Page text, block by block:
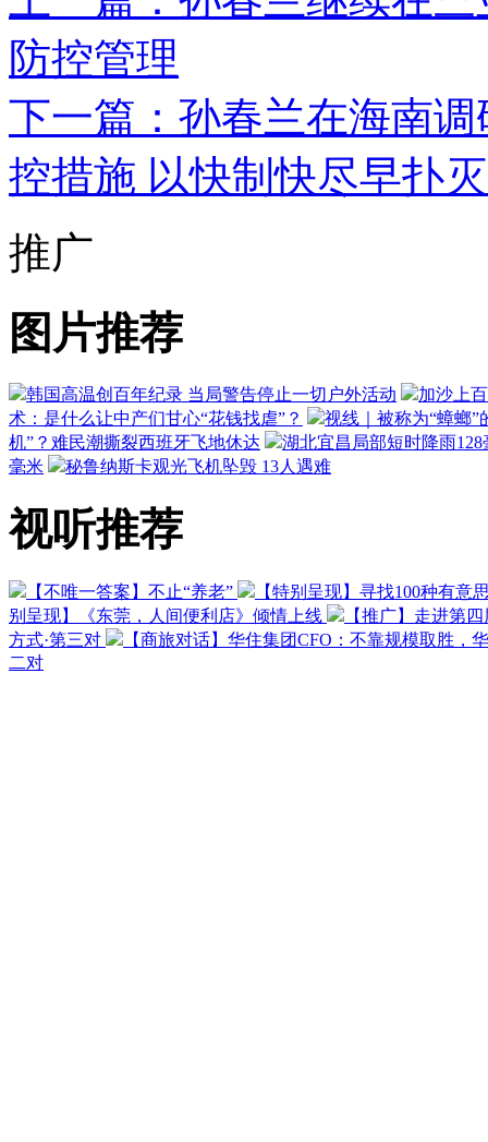
防控管理
下一篇：孙春兰在海南
控措施 以快制快尽早扑
推广
图片推荐
韩国高温创百年纪录 当局警告停止一切户外活动
加沙上
术：是什么让中产们甘心“花钱找虐”？
视线｜被称为“蟑螂
机”？难民潮撕裂西班牙飞地休达
湖北宜昌局部短时降雨
毫米
秘鲁纳斯卡观光飞机坠毁 13人遇难
视听推荐
【不唯一答案】不止“养老”
【特别呈现】寻找100种有意
别呈现】《东莞，人间便利店》倾情上线
【推广】走进第
方式·第三对
【商旅对话】华住集团CFO：不靠规模取胜，
二对